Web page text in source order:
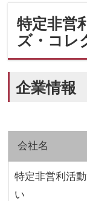
特定非営
ズ・コ
企業情報
会社名
特定非営利活
い